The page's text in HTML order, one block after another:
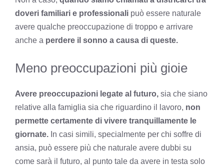
doveri familiari e professionali può essere naturale
avere qualche preoccupazione di troppo e arrivare
anche a perdere il sonno a causa di queste.
Meno preoccupazioni più gioie
Avere preoccupazioni legate al futuro, sia che siano
relative alla famiglia sia che riguardino il lavoro, non
permette certamente di vivere tranquillamente le
giornate. In casi simili, specialmente per chi soffre di
ansia, può essere più che naturale avere dubbi su
come sarà il futuro, al punto tale da avere in testa solo